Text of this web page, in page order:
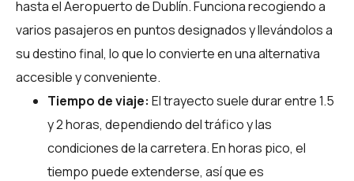
hasta el Aeropuerto de Dublín. Funciona recogiendo a
varios pasajeros en puntos designados y llevándolos a
su destino final, lo que lo convierte en una alternativa
accesible y conveniente.
Tiempo de viaje: El trayecto suele durar entre 1.5
y 2 horas, dependiendo del tráfico y las
condiciones de la carretera. En horas pico, el
tiempo puede extenderse, así que es